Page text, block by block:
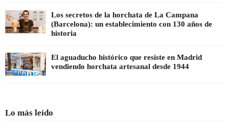
Los secretos de la horchata de La Campana
(Barcelona): un establecimiento con 130 años de
historia
El aguaducho histórico que resiste en Madrid
vendiendo horchata artesanal desde 1944
Lo más leído